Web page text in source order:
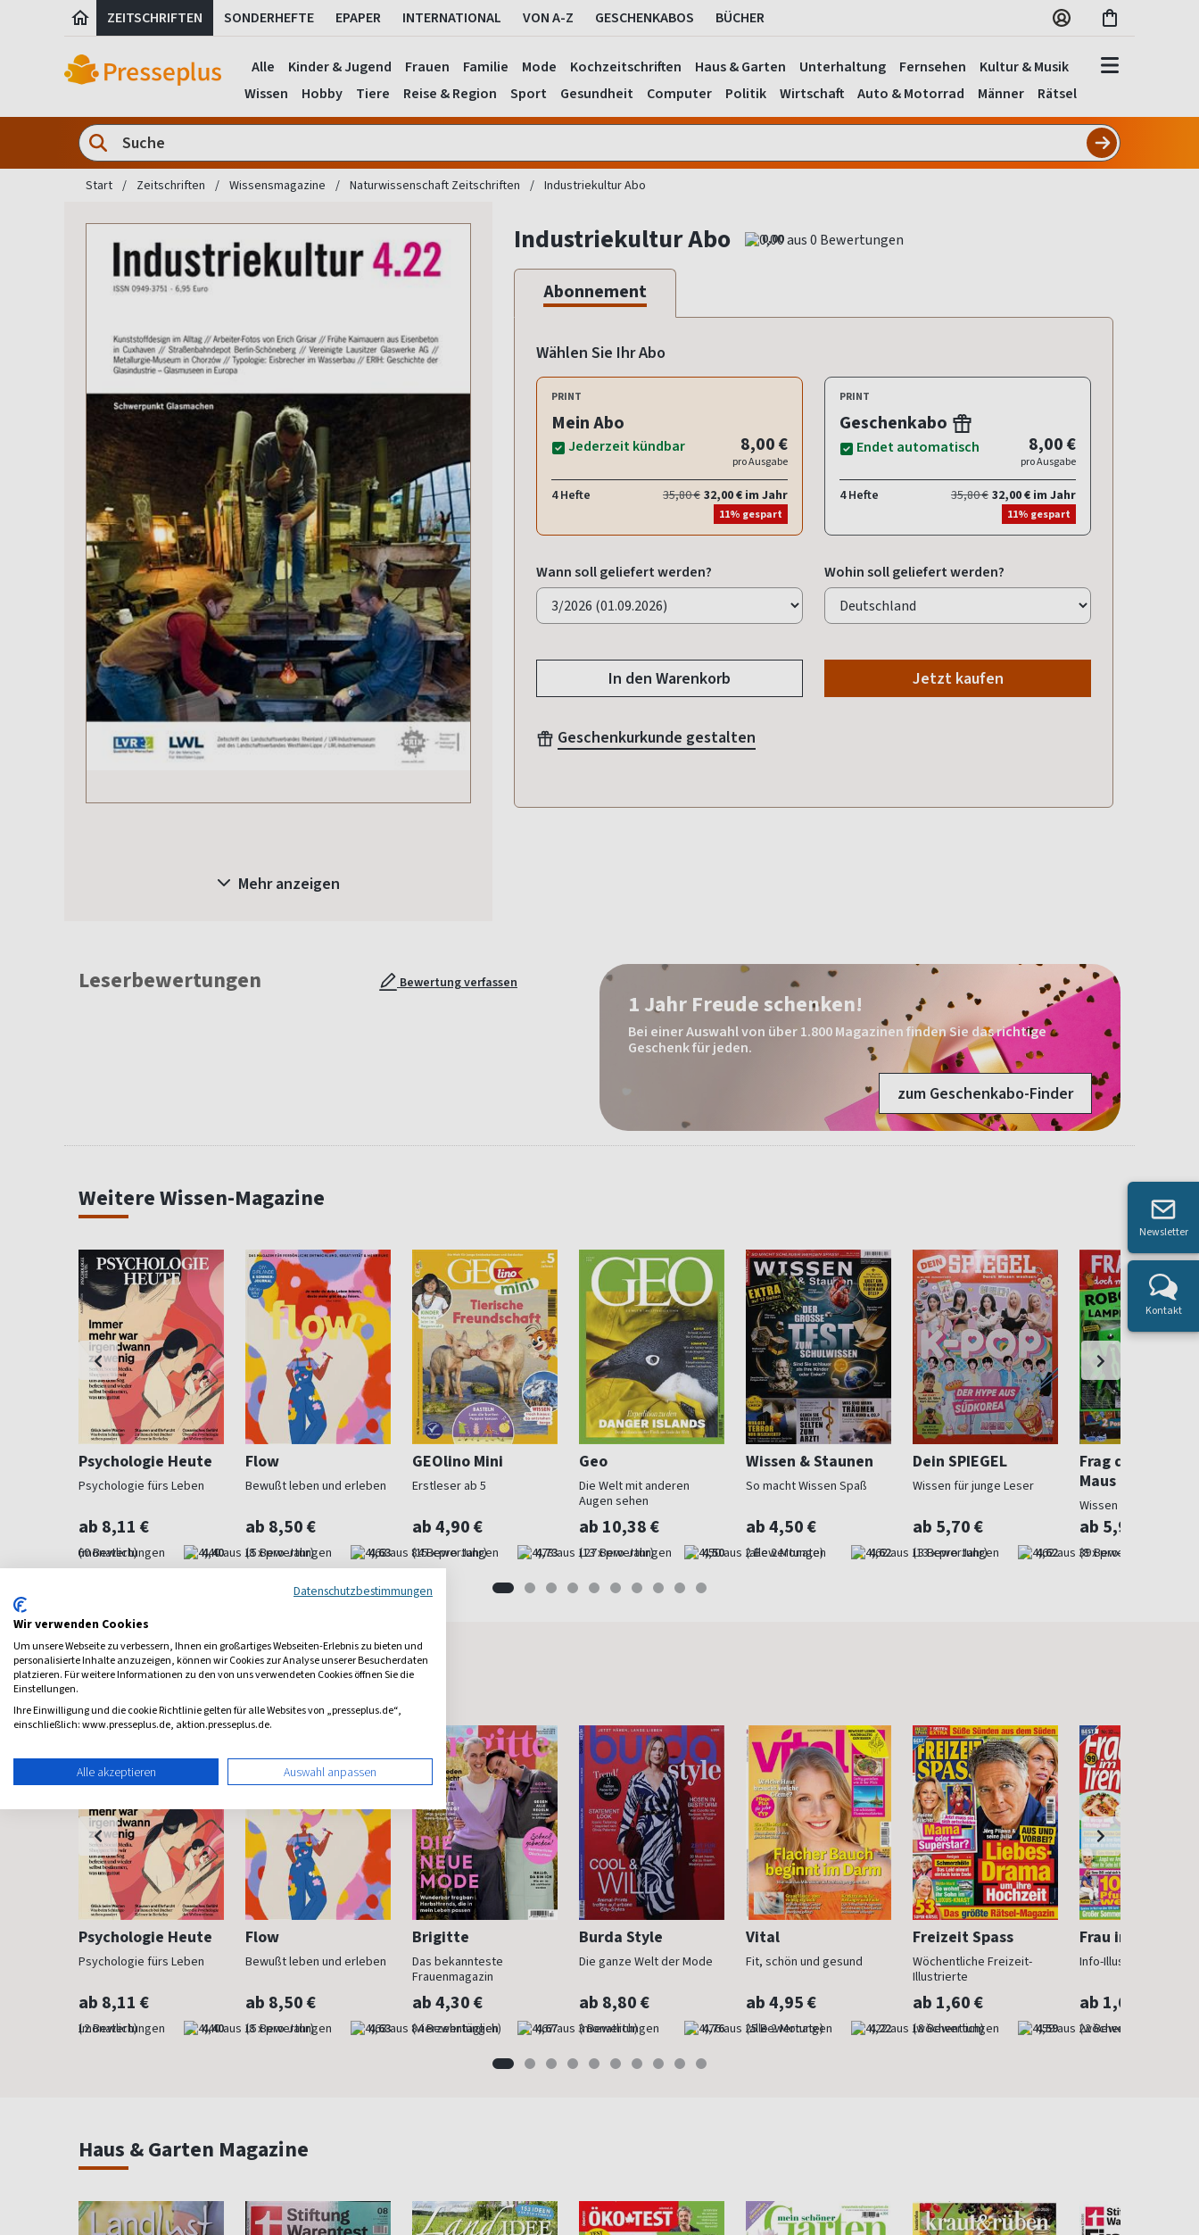
ZEITSCHRIFTEN SONDERHEFTE EPAPER INTERNATIONAL VON A-Z GESCHENKABOS BÜCHER
Alle Kinder & Jugend Frauen Familie Mode Kochzeitschriften Haus & Garten Unterhaltung Fernsehen
Kultur & Musik
Wissen
Hobby Tiere Reise & Region Sport Gesundheit Computer Politik Wirtschaft Auto & Motorrad Männer Rätsel
Start Zeitschriften Wissensmagazine Naturwissenschaft Zeitschriften Industriekultur Abo
Mehr anzeigen
Industriekultur Abo 0,00
Abonnement
Wählen Sie Ihr Abo
PRINT
Mein Abo
Jederzeit kündbar 8,00 €
pro Ausgabe
4 Hefte 35,80 € 32,00 € im Jahr
11% gespart
PRINT
Geschenkabo
Endet automatisch 8,00 €
pro Ausgabe
4 Hefte 35,80 € 32,00 € im Jahr
11% gespart
Wann soll geliefert werden? Wohin soll geliefert werden?
In den Warenkorb Jetzt kaufen
Geschenkurkunde gestalten
Leserbewertungen Bewertung verfassen
1 Jahr Freude schenken!
Bei einer Auswahl von über 1.800 Magazinen finden Sie das richtige
Geschenk für jeden.
zum Geschenkabo-Finder
Weitere Wissen-Magazine
Psychologie Heute
Psychologie fürs Leben
ab 8,11 €
(monatlich) 4,40
Flow
Bewußt leben und erleben
ab 8,50 €
(8 x pro Jahr) 4,63
GEOlino Mini
Erstleser ab 5
ab 4,90 €
(15 x pro Jahr) 4,73
Geo
Die Welt mit anderen
Augen sehen
ab 10,38 €
(13 x pro Jahr) 4,50
Wissen & Staunen
So macht Wissen Spaß
ab 4,50 €
(alle 2 Monate) 4,62
Dein SPIEGEL
Wissen für junge Leser
ab 5,70 €
(13 x pro Jahr) 4,62
Frag doch mal
Maus
Wissen im TV
ab 5,99 €
(8 x pro Jahr)
Frauenzeitschriften
Psychologie Heute
Psychologie fürs Leben
ab 8,11 €
(monatlich) 4,40
Flow
Bewußt leben und erleben
ab 8,50 €
(8 x pro Jahr) 4,63
Brigitte
Das bekannteste
Frauenmagazin
ab 4,30 €
(vierzehntäglich) 4,67
Burda Style
Die ganze Welt der Mode
ab 8,80 €
(monatlich) 4,76
Vital
Fit, schön und gesund
ab 4,95 €
(alle 2 Monate) 4,22
Freizeit Spass
Wöchentliche Freizeit-
Illustrierte
ab 1,60 €
(wöchentlich) 4,59
Frau im Trend
Info-Illustrierte für
ab 1,60 €
(wöchentlich)
Haus & Garten Magazine
Newsletter
Kontakt
Datenschutzbestimmungen
Wir verwenden Cookies
Um unsere Webseite zu verbessern, Ihnen ein großartiges Webseiten-Erlebnis zu bieten und
personalisierte Inhalte anzuzeigen, können wir Cookies zur Analyse unserer Besucherdaten
platzieren. Für weitere Informationen zu den von uns verwendeten Cookies öffnen Sie die
Einstellungen.
Ihre Einwilligung und die cookie Richtlinie gelten für alle Websites von „presseplus.de“,
einschließlich: www.presseplus.de, aktion.presseplus.de.
Alle akzeptieren Auswahl anpassen